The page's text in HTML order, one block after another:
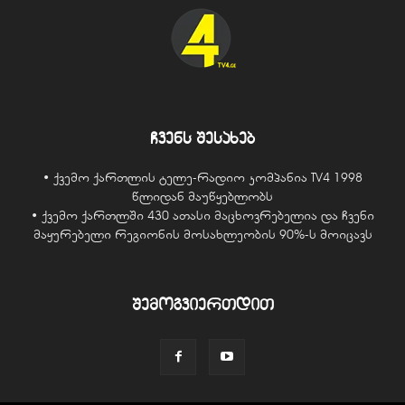
ჩვენს შესახებ
• ქვემო ქართლის ტელე-რადიო კომპანია TV4 1998
წლიდან მაუწყებლობს
• ქვემო ქართლში 430 ათასი მაცხოვრებელია და ჩვენი
მაყურებელი რეგიონის მოსახლეობის 90%-ს მოიცავს
შემოგვიერთდით